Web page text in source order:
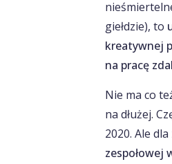
giełdzie), to
kreatywnej
na pracę
Nie ma co
na dłużej.
2020. Ale
zespołowej